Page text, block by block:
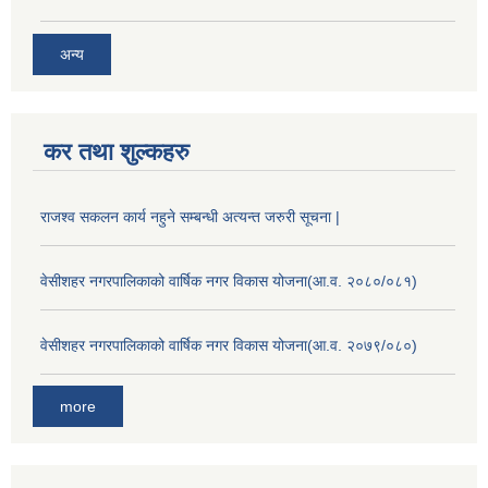
अन्य
कर तथा शुल्कहरु
राजश्व सकलन कार्य नहुने सम्बन्धी अत्यन्त जरुरी सूचना |
वेसीशहर नगरपालिकाको वार्षिक नगर विकास योजना(आ.व. २०८०/०८१)
वेसीशहर नगरपालिकाको वार्षिक नगर विकास योजना(आ.व. २०७९/०८०)
more